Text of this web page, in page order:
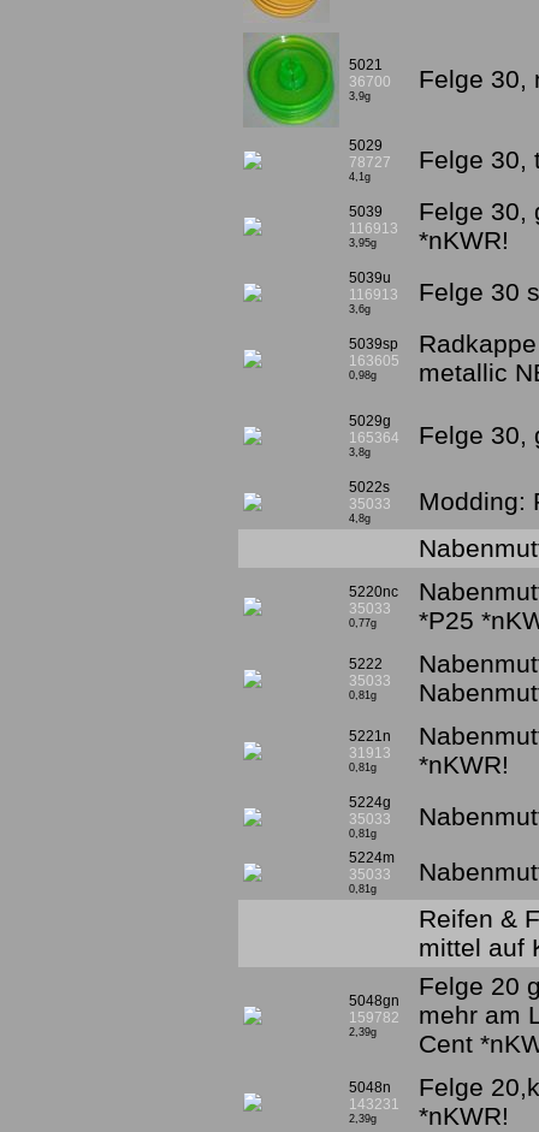
5021
36700
3,9g
Felge 30,
5029
78727
4,1g
Felge 30,
5039
116913
3,95g
Felge 30,
*nKWR!
5039u
116913
3,6g
Felge 30
5039sp
163605
0,98g
metallic
5029g
165364
3,8g
Felge 30,
5022s
35033
4,8g
Modding:
5220nc
35033
0,77g
*P25
5222
35033
0,81g
5221n
31913
0,81g
*nKWR!
5224g
35033
0,81g
5224m
35033
0,81g
Reifen &
mittel auf
5048gn
159782
2,39g
Felge 20
mehr am
Cent
5048n
143231
2,39g
Felge
*nKWR!